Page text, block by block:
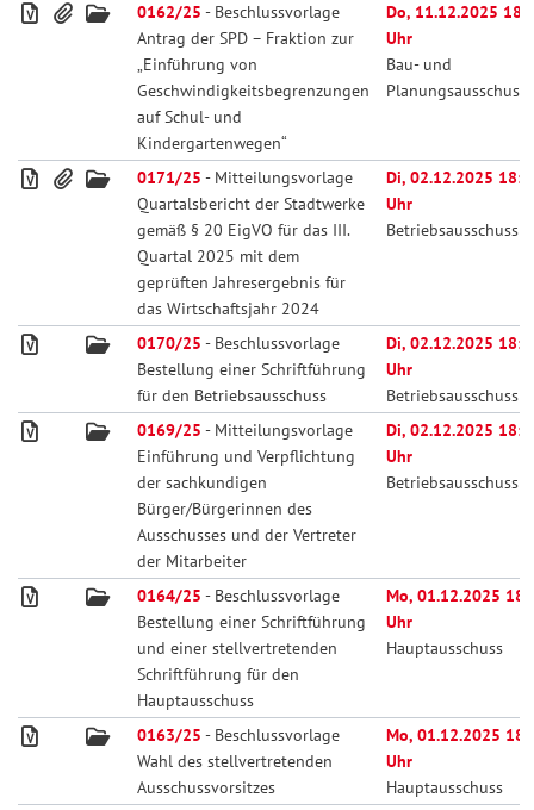
0162/25 - Beschlussvorlage
Antrag der SPD – Fraktion zur
„Einführung von
Geschwindigkeitsbegrenzungen
auf Schul- und
Kindergartenwegen“
Do, 11.12.2025
Uhr
Bau- und
Planungsausschuss
0171/25 - Mitteilungsvorlage
Quartalsbericht der Stadtwerke
gemäß § 20 EigVO für das III.
Quartal 2025 mit dem
geprüften Jahresergebnis für
das Wirtschaftsjahr 2024
Di, 02.12.2025
Uhr
Betriebsausschuss
0170/25 - Beschlussvorlage
Bestellung einer Schriftführung
für den Betriebsausschuss
Di, 02.12.2025
Uhr
Betriebsausschuss
0169/25 - Mitteilungsvorlage
Einführung und Verpflichtung
der sachkundigen
Bürger/Bürgerinnen des
Ausschusses und der Vertreter
der Mitarbeiter
Di, 02.12.2025
Uhr
Betriebsausschuss
0164/25 - Beschlussvorlage
Bestellung einer Schriftführung
und einer stellvertretenden
Schriftführung für den
Hauptausschuss
Mo, 01.12.2025
Uhr
Hauptausschuss
0163/25 - Beschlussvorlage
Wahl des stellvertretenden
Ausschussvorsitzes
Mo, 01.12.2025
Uhr
Hauptausschuss